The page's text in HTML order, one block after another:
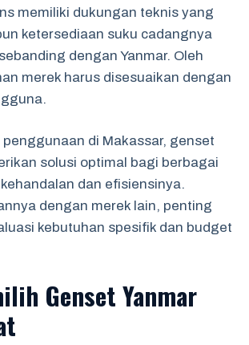
memiliki dukungan teknis yang
ketersediaan suku cadangnya
dengan Yanmar. Oleh
merek harus disesuaikan dengan
di Makassar, genset
solusi optimal bagi berbagai
dan efisiensinya.
dengan merek lain, penting
kebutuhan spesifik dan budget
Genset Yanmar